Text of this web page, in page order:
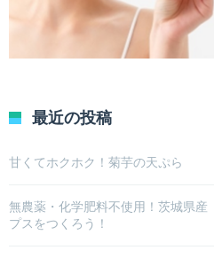
最近の投稿
甘くてホクホク！菊芋の天ぷら
無農薬・化学肥料不使用！茨城県産
プスをつくろう！